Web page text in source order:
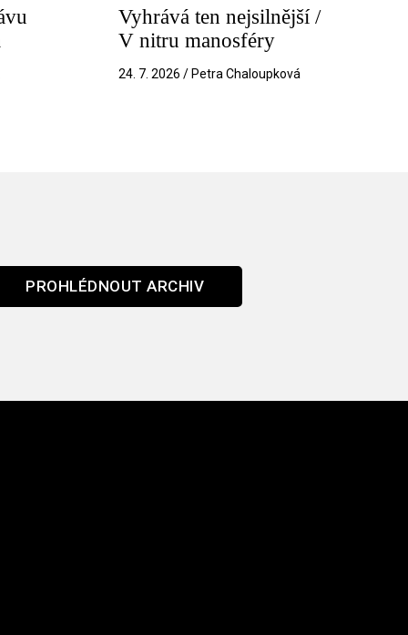
Vyhrává ten nejsilnější /
V nitru manosféry
24. 7. 2026 / Petra Chaloupková
PROHLÉDNOUT ARCHIV